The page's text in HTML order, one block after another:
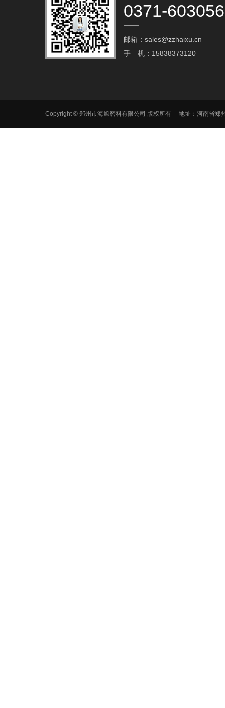
0371-
邮箱：sales@zzhaixu.cn
手 机：15838373120
Copyright © 郑州市海旭磨料有限公司 版权所有 地址：河南省